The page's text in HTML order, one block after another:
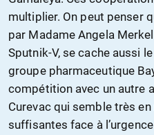
multiplier. On peut penser
par Madame Angela
Sputnik-V, se cache aussi
groupe pharmaceutique
compétition avec un autre
Curevac qui semble très
suffisantes face à